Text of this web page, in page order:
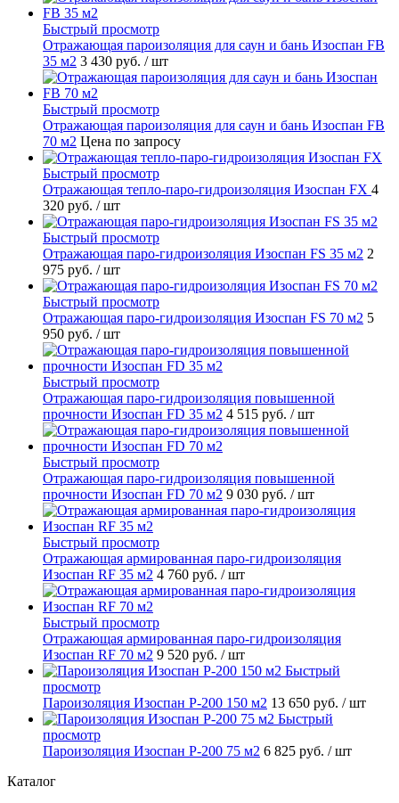
Быстрый просмотр
Отражающая пароизоляция для саун и бань Изоспан FB
35 м2 3 430 руб. / шт
Быстрый просмотр
Отражающая пароизоляция для саун и бань Изоспан FB
70 м2 Цена по запросу
Быстрый просмотр
Отражающая тепло-паро-гидроизоляция Изоспан FХ 4
320 руб. / шт
Быстрый просмотр
Отражающая паро-гидроизоляция Изоспан FS 35 м2 2
975 руб. / шт
Быстрый просмотр
Отражающая паро-гидроизоляция Изоспан FS 70 м2 5
950 руб. / шт
Быстрый просмотр
Отражающая паро-гидроизоляция повышенной
прочности Изоспан FD 35 м2 4 515 руб. / шт
Быстрый просмотр
Отражающая паро-гидроизоляция повышенной
прочности Изоспан FD 70 м2 9 030 руб. / шт
Быстрый просмотр
Отражающая армированная паро-гидроизоляция
Изоспан RF 35 м2 4 760 руб. / шт
Быстрый просмотр
Отражающая армированная паро-гидроизоляция
Изоспан RF 70 м2 9 520 руб. / шт
Быстрый
просмотр
Пароизоляция Изоспан P-200 150 м2 13 650 руб. / шт
Быстрый
просмотр
Пароизоляция Изоспан P-200 75 м2 6 825 руб. / шт
Каталог